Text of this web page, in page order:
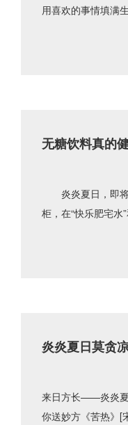
用喜欢的事情填
无糖饮料真的
炎炎夏日，即将
柜，在“快乐肥宅水
炎炎夏日莫贪
来日方长——炎炎
你送妙方《苦热》[